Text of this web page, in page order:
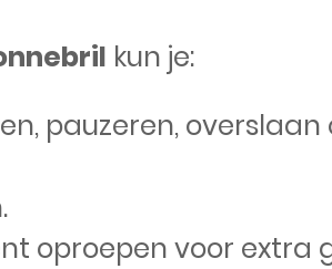
kun je:
pauzeren,
oproepen voor extra